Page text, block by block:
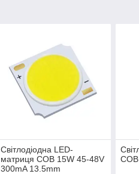
Світлодіодна LED-
матриця COB 15W 45-48V
300mA 13.5mm